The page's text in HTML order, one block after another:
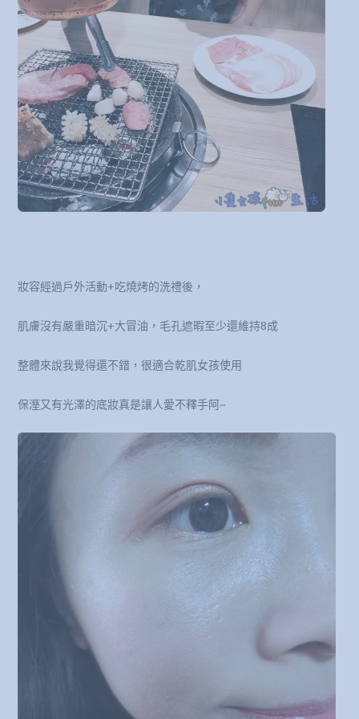
妝容經過戶外活動+吃燒烤的洗禮後，
肌膚沒有嚴重暗沉+大冒油，毛孔遮暇至少還維持8成
整體來說我覺得還不錯，很適合乾肌女孩使用
保溼又有光澤的底妝真是讓人愛不釋手阿~